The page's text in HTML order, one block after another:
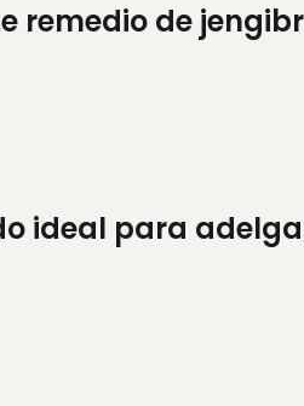
remedio de
ideal para